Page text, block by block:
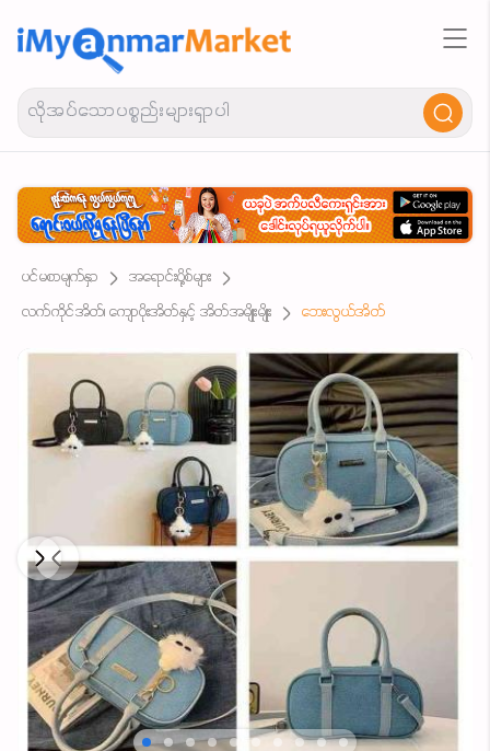
ပင်မစာမျက်နှာ
အရောင်းပို့စ်များ
လက်ကိုင်အိတ်၊ ကျောပိုးအိတ်နှင့် အိတ်အမျိုးမျိုး
ဘေးလွယ်အိတ်
Previous
Next